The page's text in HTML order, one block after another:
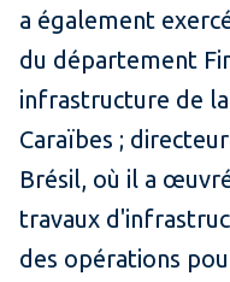
a également
du département
infrastructure de
Caraïbes ;
Brésil, où il a
travaux
des opérations